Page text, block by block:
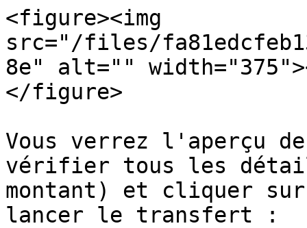
<figure><img
src="/files/
8e" alt=""
</figure>
Vous verrez l'aperçu
vérifier tous les
montant) et cliquer
lancer le transfert :